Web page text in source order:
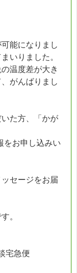
能になりまし
いりました。
温度差が大き
がんばりまし
た方、「かが
をお申し込みい
セージをお届
。
宅急便